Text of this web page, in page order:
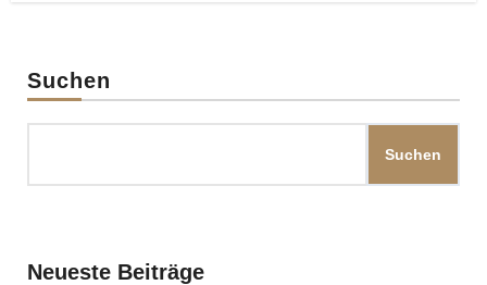
Suchen
Suchen
Neueste Beiträge